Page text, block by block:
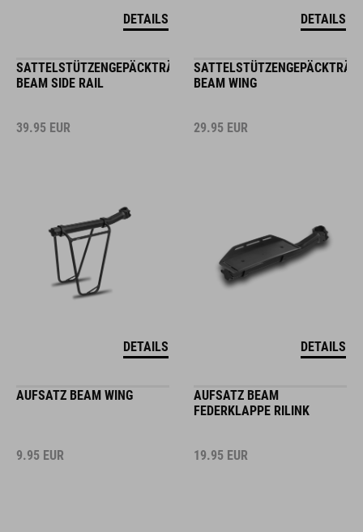
DETAILS DETAILS
SATTELSTÜTZENGEPÄCKTRÄGER
BEAM SIDE RAIL
39.95 EUR
DETAILS
BEAM WING
29.95 EUR
DETAILS
AUFSATZ BEAM WING
9.95 EUR
AUFSATZ BEAM
FEDERKLAPPE RILINK
19.95 EUR